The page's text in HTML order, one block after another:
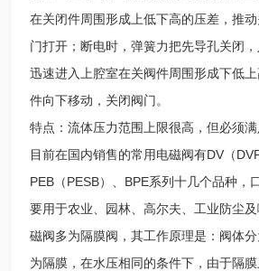
在关闭件周围形成上低下高的压差，推
门打开；断电时，弹簧力把先导孔关闭
迅速进入上腔室在关阀件周围形成下低
件向下移动，关闭阀门。
特点：流体压力范围上限很高，但必须满
目前在国内销售的常用电磁阀有DV（
PEB（PESB）、BPE系列十几个品种，
要用于农业、园林、高尔夫、工业防尘
磁阀多为隔膜阀，其工作原理是：阀体
为隔膜，在水压相同的条件下，由于隔